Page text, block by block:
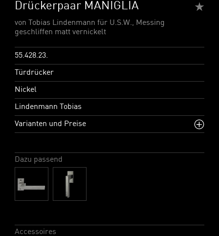
Drückerpaar MANIGLIA
von Tobias Lindenmann für U.S.W., Messing
geschliffen matt vernickelt
55.428.23.
Türdrücker
Nickel
Lindenmann Tobias
Varianten und Preise
Dazu passend
Accessoires